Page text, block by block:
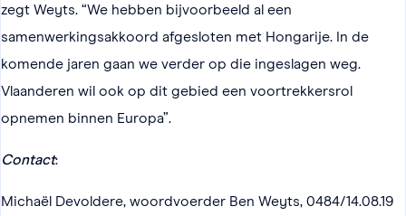
zegt Weyts. “We hebben bijvoorbeeld al een
samenwerkingsakkoord afgesloten met Hongarije. In de
komende jaren gaan we verder op die ingeslagen weg.
Vlaanderen wil ook op dit gebied een voortrekkersrol
opnemen binnen Europa”.
Contact:
Michaël Devoldere, woordvoerder Ben Weyts, 0484/14.08.19